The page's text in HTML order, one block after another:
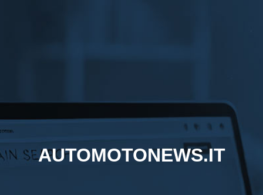
AUTOMOTONEWS.IT